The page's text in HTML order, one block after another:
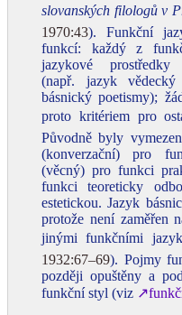
slovanských filologů v
1970:43). Funkční
funkcí: každý z
jazykové
(např. jazyk
básnický poetismy);
proto kritériem pro
Původně byly
(konverzační) pro
(věcný) pro funkci
funkci teoreticky
estetickou. Jazyk
protože není zaměřen
jinými funkčními
1932:67–69). Pojmy
později opuštěny a
funkční styl (viz